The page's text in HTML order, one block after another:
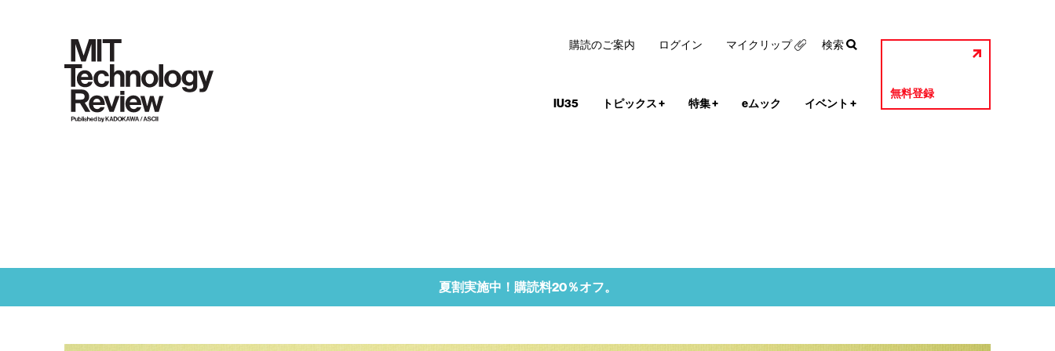
IU35 トピックス+ 特集+ eムック イベント +
無料登録
購読のご案内 ログイン マイクリップ 検索
夏割実施中！購読料20％オフ。